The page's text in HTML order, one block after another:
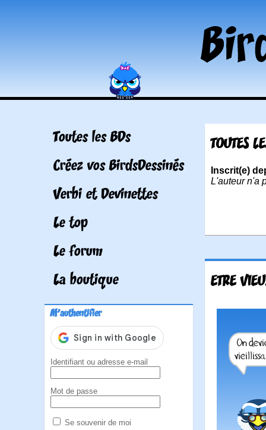
Toutes les BDs
Créez vos BirdsDessinés
Verbi et Devinettes
Le top
Le forum
La boutique
M'authentifier
Identifiant ou adresse e-mail
Mot de passe
Se souvenir de moi
TOUTES
Inscrit(e)
L'auteur n'a
ETRE